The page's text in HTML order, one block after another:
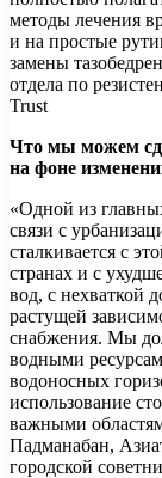
методы лечения
и на простые
замены
отдела по
Trust
Что мы можем
на фоне
«Одной из
связи с
сталкивается с
странах и с
вод, с нехваткой
растущей
снабжения. Мы
водными
водоносных
использование
важными
Падманабан,
городской